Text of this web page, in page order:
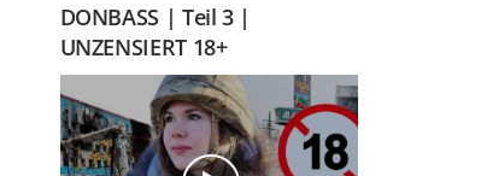
DONBASS | Teil 3 |
UNZENSIERT 18+